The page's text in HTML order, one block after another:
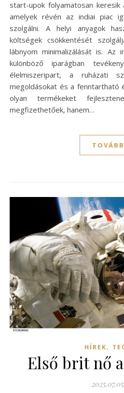
start-upok folyamatosan
amelyek révén az indiai piac
szolgálni. A helyi anyagok
költségek csökkentését
lábnyom minimalizálását is. Az
különböző iparágban
élelmiszeripart, a ruházati
megoldásokat és a fenntartható
olyan termékeket
megfizethetőek, hanem…
TOVÁBB
HÍREK,
Első brit nő
2025.07.05.